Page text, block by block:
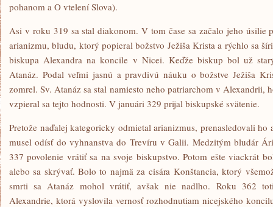
pohanom a O vtelení Slova).
Asi v roku 319 sa stal diakonom. V tom čase sa začalo jeho úsilie
arianizmu, bludu, ktorý popieral božstvo Ježiša Krista a rýchlo sa
biskupa Alexandra na koncile v Nicei. Keďže biskup bol už
Atanáz. Podal veľmi jasnú a pravdivú náuku o božstve Ježiša
zomrel. Sv. Atanáz sa stal namiesto neho patriarchom v Alexandrii,
vzpieral sa tejto hodnosti. V januári 329 prijal biskupské svätenie.
Pretože naďalej kategoricky odmietal arianizmus, prenasledovali
musel odísť do vyhnanstva do Trevíru v Galii. Medzitým bludár
337 povolenie vrátiť sa na svoje biskupstvo. Potom ešte viackrát
alebo sa skrývať. Bolo to najmä za cisára Konštancia, ktorý
smrti sa Atanáz mohol vrátiť, avšak nie nadlho. Roku 362
Alexandrie, ktorá vyslovila vernosť rozhodnutiam nicejského